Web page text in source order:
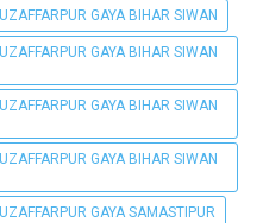
GAYA BIHAR SIWAN
GAYA BIHAR SIWAN
GAYA BIHAR SIWAN
GAYA BIHAR SIWAN
GAYA SAMASTIPUR